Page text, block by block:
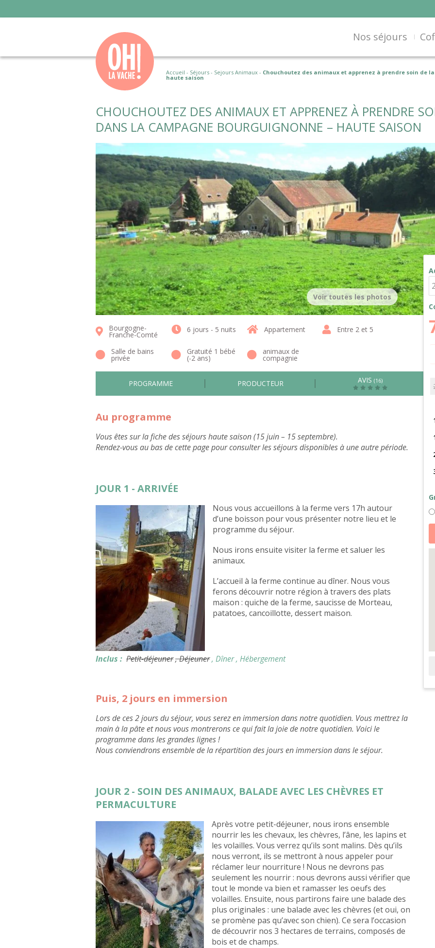
Nos séjours
Accueil - Séjours - Sejours Animaux - Chouchoutez des animaux et apprenez à prendre soin de
haute saison
CHOUCHOUTEZ DES ANIMAUX ET APPRENEZ À PRENDRE
DANS LA CAMPAGNE BOURGUIGNONNE – HAUTE SAISON
Voir toutes les photos
Bourgogne-
Franche-Comté
6 jours - 5 nuits Appartement Entre 2 et 5
Salle de bains
privée
Gratuité 1 bébé
(-2 ans)
animaux de
compagnie
PROGRAMME PRODUCTEUR AVIS(16)
Au programme
Vous êtes sur la fiche des séjours haute saison (15 juin – 15 septembre).
Rendez-vous au bas de cette page pour consulter les séjours disponibles à une autre période.
JOUR 1 - ARRIVÉE
Nous vous accueillons à la ferme vers 17h autour
d’une boisson pour vous présenter notre lieu et le
programme du séjour.
Nous irons ensuite visiter la ferme et saluer les
animaux.
L’accueil à la ferme continue au dîner. Nous vous
ferons découvrir notre région à travers des plats
maison : quiche de la ferme, saucisse de Morteau,
patatoes, cancoillotte, dessert maison.
Inclus : Petit-déjeuner, Déjeuner, Dîner, Hébergement
Puis, 2 jours en immersion
Lors de ces 2 jours du séjour, vous serez en immersion dans notre quotidien. Vous mettrez la
main à la pâte et nous vous montrerons ce qui fait la joie de notre quotidien. Voici le
programme dans les grandes lignes !
Nous conviendrons ensemble de la répartition des jours en immersion dans le séjour.
JOUR 2 - SOIN DES ANIMAUX, BALADE AVEC LES CHÈVRES ET
PERMACULTURE
Après votre petit-déjeuner, nous irons ensemble
nourrir les les chevaux, les chèvres, l’âne, les lapins et
les volailles. Vous verrez qu’ils sont malins. Dès qu’ils
nous verront, ils se mettront à nous appeler pour
réclamer leur nourriture ! Nous ne devrons pas
seulement les nourrir : nous devrons aussi vérifier que
tout le monde va bien et ramasser les oeufs des
volailles. Ensuite, nous partirons faire une balade des
plus originales : une balade avec les chèvres (et oui, on
se promène pas qu’avec son chien). Ce sera l’occasion
de découvrir nos 3 hectares de terrains, composés de
bois et de champs.